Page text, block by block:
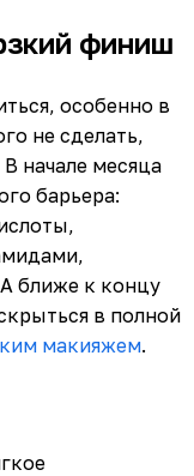
финиш
особенно в
не сделать,
В начале месяца
барьера:
ближе к концу
в полной
макияжем.